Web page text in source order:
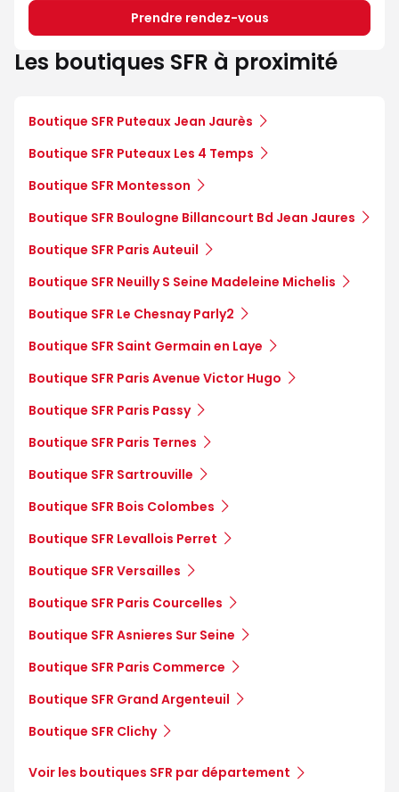
Prendre rendez-vous
Les boutiques SFR à proximité
Boutique SFR Puteaux Jean Jaurès
Boutique SFR Puteaux Les 4 Temps
Boutique SFR Montesson
Boutique SFR Boulogne Billancourt Bd Jean Jaures
Boutique SFR Paris Auteuil
Boutique SFR Neuilly S Seine Madeleine Michelis
Boutique SFR Le Chesnay Parly2
Boutique SFR Saint Germain en Laye
Boutique SFR Paris Avenue Victor Hugo
Boutique SFR Paris Passy
Boutique SFR Paris Ternes
Boutique SFR Sartrouville
Boutique SFR Bois Colombes
Boutique SFR Levallois Perret
Boutique SFR Versailles
Boutique SFR Paris Courcelles
Boutique SFR Asnieres Sur Seine
Boutique SFR Paris Commerce
Boutique SFR Grand Argenteuil
Boutique SFR Clichy
Voir les boutiques SFR par département